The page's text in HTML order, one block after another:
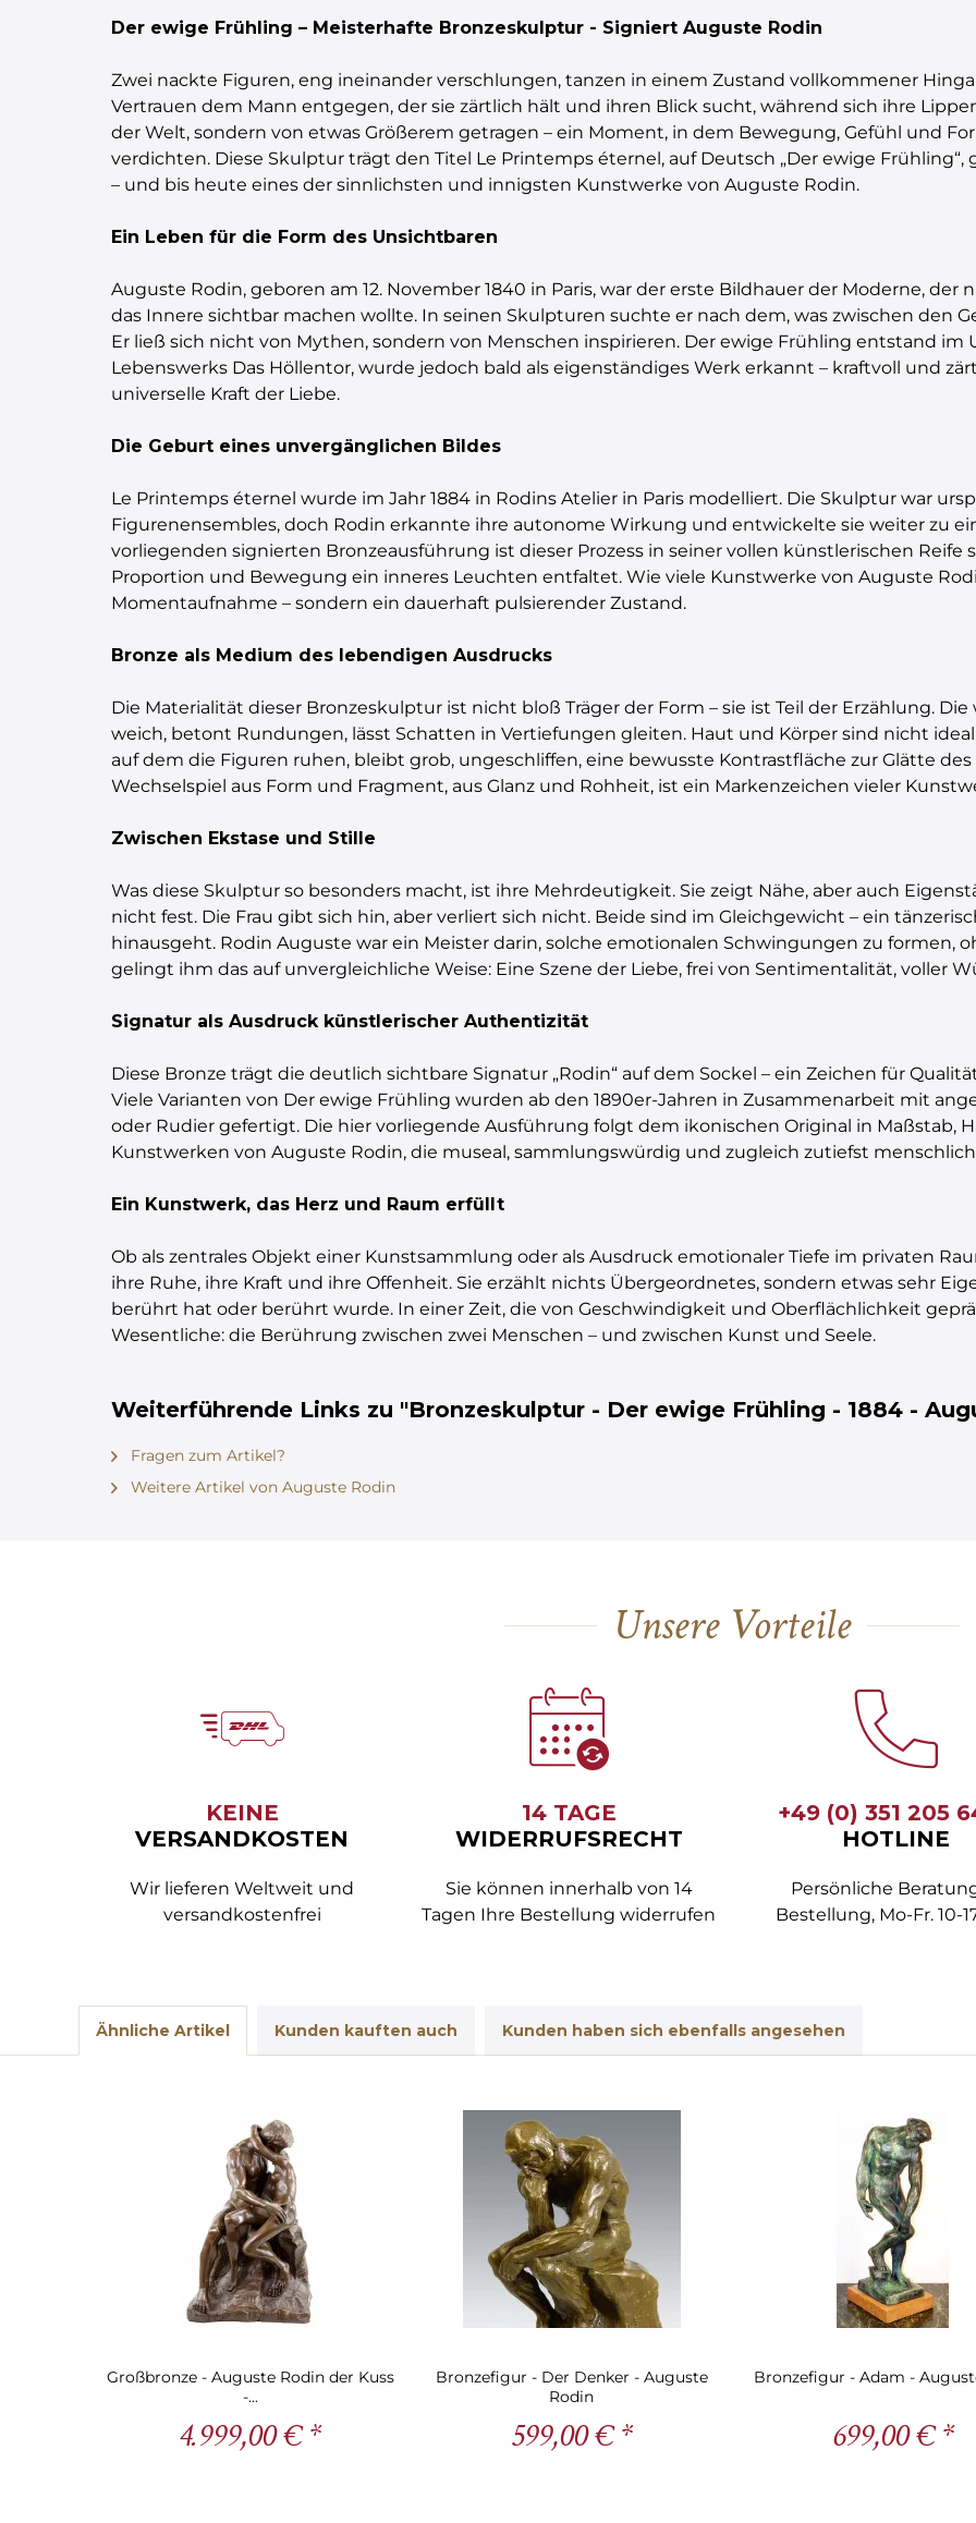
Der ewige Frühling – Meisterhafte Bronzeskulptur - Signiert Auguste Rodin
Zwei nackte Figuren, eng ineinander verschlungen, tanzen in einem Zustand vollkommener
Vertrauen dem Mann entgegen, der sie zärtlich hält und ihren Blick sucht, während sich ihre
der Welt, sondern von etwas Größerem getragen – ein Moment, in dem Bewegung, Gefühl und
verdichten. Diese Skulptur trägt den Titel Le Printemps éternel, auf Deutsch „Der ewige Frühling“,
– und bis heute eines der sinnlichsten und innigsten Kunstwerke von Auguste Rodin.
Ein Leben für die Form des Unsichtbaren
Auguste Rodin, geboren am 12. November 1840 in Paris, war der erste Bildhauer der Moderne,
das Innere sichtbar machen wollte. In seinen Skulpturen suchte er nach dem, was zwischen den
Er ließ sich nicht von Mythen, sondern von Menschen inspirieren. Der ewige Frühling entstand
Lebenswerks Das Höllentor, wurde jedoch bald als eigenständiges Werk erkannt – kraftvoll und
universelle Kraft der Liebe.
Die Geburt eines unvergänglichen Bildes
Le Printemps éternel wurde im Jahr 1884 in Rodins Atelier in Paris modelliert. Die Skulptur war
Figurenensembles, doch Rodin erkannte ihre autonome Wirkung und entwickelte sie weiter zu
vorliegenden signierten Bronzeausführung ist dieser Prozess in seiner vollen künstlerischen Reife
Proportion und Bewegung ein inneres Leuchten entfaltet. Wie viele Kunstwerke von Auguste
Momentaufnahme – sondern ein dauerhaft pulsierender Zustand.
Bronze als Medium des lebendigen Ausdrucks
Die Materialität dieser Bronzeskulptur ist nicht bloß Träger der Form – sie ist Teil der Erzählung.
weich, betont Rundungen, lässt Schatten in Vertiefungen gleiten. Haut und Körper sind nicht
auf dem die Figuren ruhen, bleibt grob, ungeschliffen, eine bewusste Kontrastfläche zur Glätte
Wechselspiel aus Form und Fragment, aus Glanz und Rohheit, ist ein Markenzeichen vieler
Zwischen Ekstase und Stille
Was diese Skulptur so besonders macht, ist ihre Mehrdeutigkeit. Sie zeigt Nähe, aber auch
nicht fest. Die Frau gibt sich hin, aber verliert sich nicht. Beide sind im Gleichgewicht – ein
hinausgeht. Rodin Auguste war ein Meister darin, solche emotionalen Schwingungen zu formen,
gelingt ihm das auf unvergleichliche Weise: Eine Szene der Liebe, frei von Sentimentalität, voller
Signatur als Ausdruck künstlerischer Authentizität
Diese Bronze trägt die deutlich sichtbare Signatur „Rodin“ auf dem Sockel – ein Zeichen für
Viele Varianten von Der ewige Frühling wurden ab den 1890er-Jahren in Zusammenarbeit mit
oder Rudier gefertigt. Die hier vorliegende Ausführung folgt dem ikonischen Original in Maßstab,
Kunstwerken von Auguste Rodin, die museal, sammlungswürdig und zugleich zutiefst
Ein Kunstwerk, das Herz und Raum erfüllt
Ob als zentrales Objekt einer Kunstsammlung oder als Ausdruck emotionaler Tiefe im privaten
ihre Ruhe, ihre Kraft und ihre Offenheit. Sie erzählt nichts Übergeordnetes, sondern etwas sehr
berührt hat oder berührt wurde. In einer Zeit, die von Geschwindigkeit und Oberflächlichkeit
Wesentliche: die Berührung zwischen zwei Menschen – und zwischen Kunst und Seele.
Weiterführende Links zu "Bronzeskulptur - Der ewige Frühling - 1884 -
Fragen zum Artikel?
Weitere Artikel von Auguste Rodin
Unsere Vorteile
KEINE
VERSANDKOSTEN
Wir lieferen Weltweit und
versandkostenfrei
14 TAGE
WIDERRUFSRECHT
Sie können innerhalb von 14
Tagen Ihre Bestellung widerrufen
+49 (0) 351 205
HOTLINE
Persönliche
Bestellung, Mo-Fr. 10-
Ähnliche Artikel Kunden kauften auch Kunden haben sich ebenfalls angesehen
Großbronze - Auguste Rodin der Kuss
-...
4.999,00 € *
Bronzefigur - Der Denker - Auguste
Rodin
599,00 € *
Bronzefigur - Adam -
699,00 € *